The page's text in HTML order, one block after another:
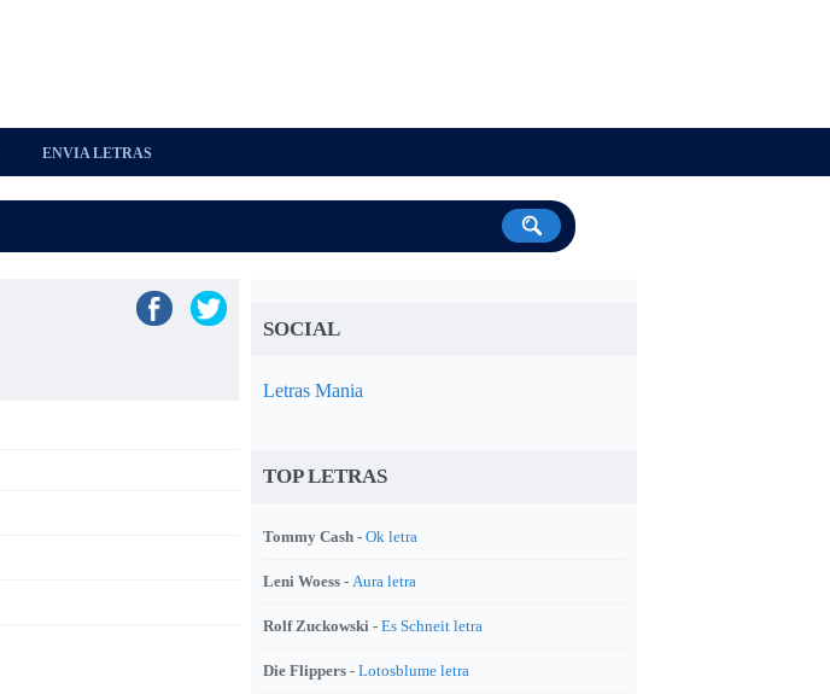
ENVIA LETRAS
SOCIAL
Letras Mania
TOP LETRAS
Tommy Cash - Ok letra
Leni Woess - Aura letra
Rolf Zuckowski - Es Schneit letra
Die Flippers - Lotosblume letra